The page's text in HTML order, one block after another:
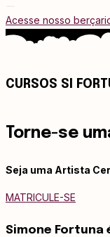
Acesse nosso
CURSOS SI
Torne-se
Seja uma Artista
MATRICULE-SE
Simone Fortuna